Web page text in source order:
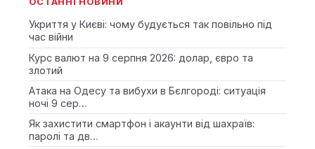
Укриття у Києві: чому будується так повільно під
час війни
Курс валют на 9 серпня 2026: долар, євро та
злотий
Атака на Одесу та вибухи в Бєлгороді: ситуація
ночі 9 сер…
Як захистити смартфон і акаунти від шахраїв:
паролі та дв…